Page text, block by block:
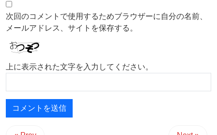
次回のコメントで使用するためブラウザーに自分の名前、
メールアドレス、サイトを保存する。
上に表示された文字を入力してください。